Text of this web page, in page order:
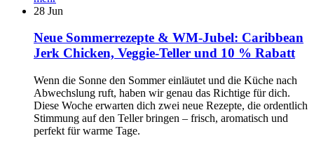
28 Jun
Neue Sommerrezepte & WM-Jubel: Caribbean
Jerk Chicken, Veggie-Teller und 10 % Rabatt
Wenn die Sonne den Sommer einläutet und die Küche nach
Abwechslung ruft, haben wir genau das Richtige für dich.
Diese Woche erwarten dich zwei neue Rezepte, die ordentlich
Stimmung auf den Teller bringen – frisch, aromatisch und
perfekt für warme Tage.